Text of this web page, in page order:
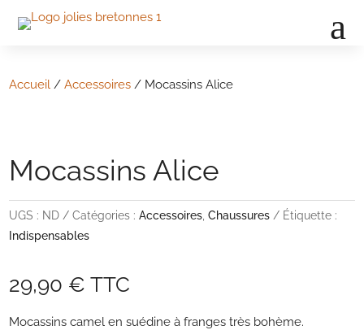
a
Accueil /Accessoires / Mocassins Alice
Mocassins Alice
UGS : ND Catégories :Accessoires ,Chaussures
Étiquette :
Indispensables
29,90 € TTC
Mocassins camel en suédine à franges très bohème.